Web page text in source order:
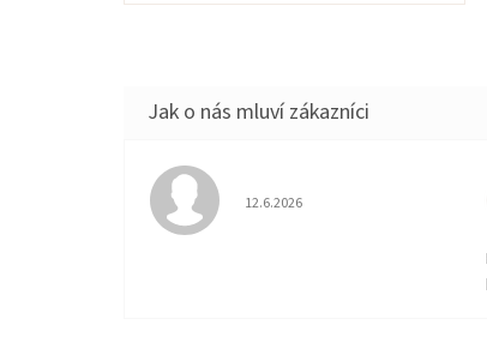
Hodnocení obchodu je 5 z 5
12.6.2026